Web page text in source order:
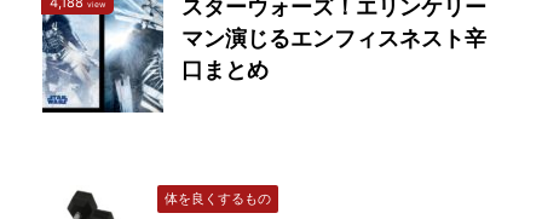
view
スターウォーズ！エリンケリー
マン演じるエンフィスネスト辛
口まとめ
体を良くするもの